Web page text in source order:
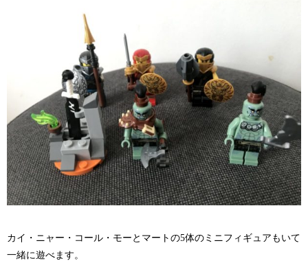
カイ・ニャー・コール・モーとマートの5体のミニフィギュアもいて
一緒に遊べます。